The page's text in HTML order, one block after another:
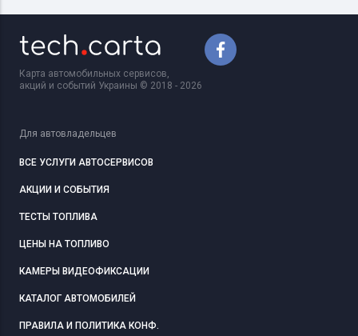
Карта автомобильных сервисов,
акций и событий Украины © 2018 - 2026
Для автовладельцев
ВСЕ УСЛУГИ АВТОСЕРВИСОВ
АКЦИИ И СОБЫТИЯ
ТЕСТЫ ТОПЛИВА
ЦЕНЫ НА ТОПЛИВО
КАМЕРЫ ВИДЕОФИКСАЦИИ
КАТАЛОГ АВТОМОБИЛЕЙ
ПРАВИЛА И ПОЛИТИКА КОНФ.